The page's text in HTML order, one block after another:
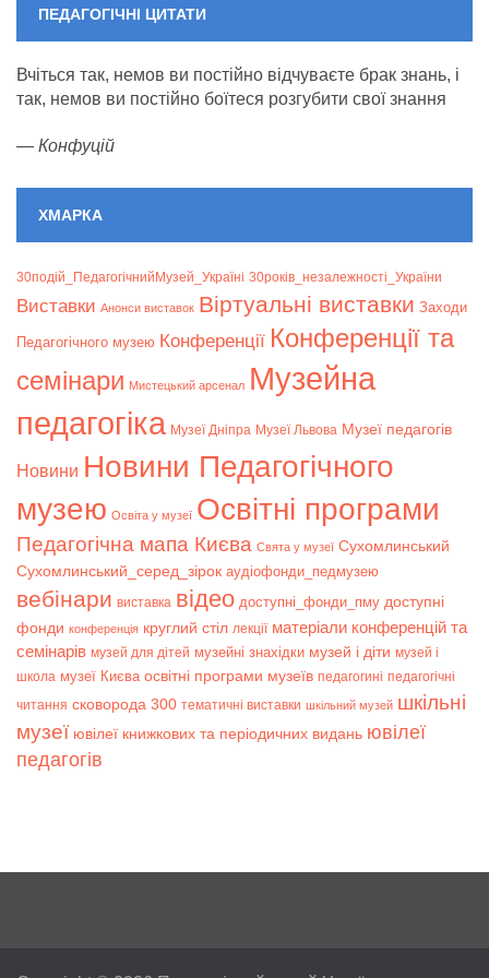
ПЕДАГОГІЧНІ ЦИТАТИ
Вчіться так, немов ви постійно відчуваєте брак знань, і
так, немов ви постійно боїтеся розгубити свої знання
— Конфуцій
ХМАРКА
30подій_ПедагогічнийМузей_Україні 30років_незалежності_України
Bиставки Анонси виставок Віртуальні виставки Заходи
Педагогічного музею Конференції Конференції та
семінари Мистецький арсенал Музейна
педагогіка Музеї Дніпра Музеї Львова Музеї педагогів
Новини Новини Педагогічного
музею Освіта у музеї Освітні програми
Педагогічна мапа Києва Свята у музеї Сухомлинський
Сухомлинський_серед_зірок аудіофонди_педмузею
вебінари виставка відео доступні_фонди_пму доступні
фонди конференція круглий стіл лекції матеріали конференцій та
семінарів музей для дітей музейні знахідки музей і діти музей і
школа музеї Києва освітні програми музеїв педагогині педагогічні
читання сковорода 300 тематичні виставки шкільний музей шкільні
музеї ювілеї книжкових та періодичних видань ювілеї
педагогів